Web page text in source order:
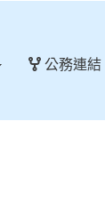
公務連結